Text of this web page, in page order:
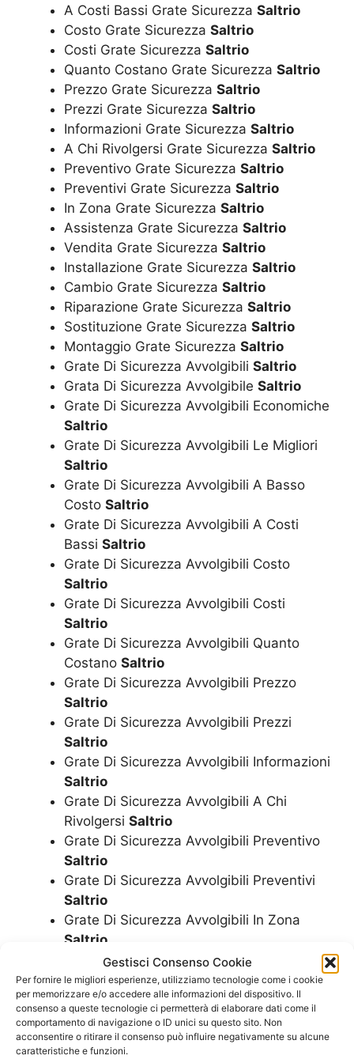
Gestisci Consenso Cookie
Per fornire le migliori esperienze, utilizziamo tecnologie come i cookie
per memorizzare e/o accedere alle informazioni del dispositivo. Il
consenso a queste tecnologie ci permetterà di elaborare dati come il
comportamento di navigazione o ID unici su questo sito. Non
acconsentire o ritirare il consenso può influire negativamente su alcune
caratteristiche e funzioni.
A Costi Bassi Grate Sicurezza Saltrio
Costo Grate Sicurezza Saltrio
Costi Grate Sicurezza Saltrio
Quanto Costano Grate Sicurezza Saltrio
Prezzo Grate Sicurezza Saltrio
Prezzi Grate Sicurezza Saltrio
Informazioni Grate Sicurezza Saltrio
A Chi Rivolgersi Grate Sicurezza Saltrio
Preventivo Grate Sicurezza Saltrio
Preventivi Grate Sicurezza Saltrio
In Zona Grate Sicurezza Saltrio
Assistenza Grate Sicurezza Saltrio
Vendita Grate Sicurezza Saltrio
Installazione Grate Sicurezza Saltrio
Cambio Grate Sicurezza Saltrio
Riparazione Grate Sicurezza Saltrio
Sostituzione Grate Sicurezza Saltrio
Montaggio Grate Sicurezza Saltrio
Grate Di Sicurezza Avvolgibili Saltrio
Grata Di Sicurezza Avvolgibile Saltrio
Grate Di Sicurezza Avvolgibili Economiche
Saltrio
Grate Di Sicurezza Avvolgibili Le Migliori
Saltrio
Grate Di Sicurezza Avvolgibili A Basso
Costo Saltrio
Grate Di Sicurezza Avvolgibili A Costi
Bassi Saltrio
Grate Di Sicurezza Avvolgibili Costo
Saltrio
Grate Di Sicurezza Avvolgibili Costi
Saltrio
Grate Di Sicurezza Avvolgibili Quanto
Costano Saltrio
Grate Di Sicurezza Avvolgibili Prezzo
Saltrio
Grate Di Sicurezza Avvolgibili Prezzi
Saltrio
Grate Di Sicurezza Avvolgibili Informazioni
Saltrio
Grate Di Sicurezza Avvolgibili A Chi
Rivolgersi Saltrio
Grate Di Sicurezza Avvolgibili Preventivo
Saltrio
Grate Di Sicurezza Avvolgibili Preventivi
Saltrio
Grate Di Sicurezza Avvolgibili In Zona
Saltrio
Grate Di Sicurezza Avvolgibili Vicino
Saltrio
Grate Di Sicurezza Avvolgibili Assistenza
Saltrio
Grate Di Sicurezza Avvolgibili Vendita
Saltrio